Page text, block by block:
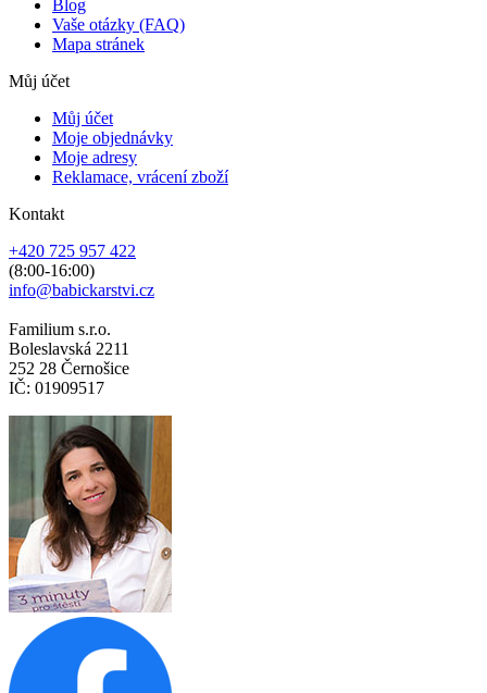
Blog
Vaše otázky (FAQ)
Mapa stránek
Můj účet
Můj účet
Moje objednávky
Moje adresy
Reklamace, vrácení zboží
Kontakt
+420 725 957 422
(8:00-16:00)
info@babickarstvi.cz
Familium s.r.o.
Boleslavská 2211
252 28 Černošice
IČ: 01909517